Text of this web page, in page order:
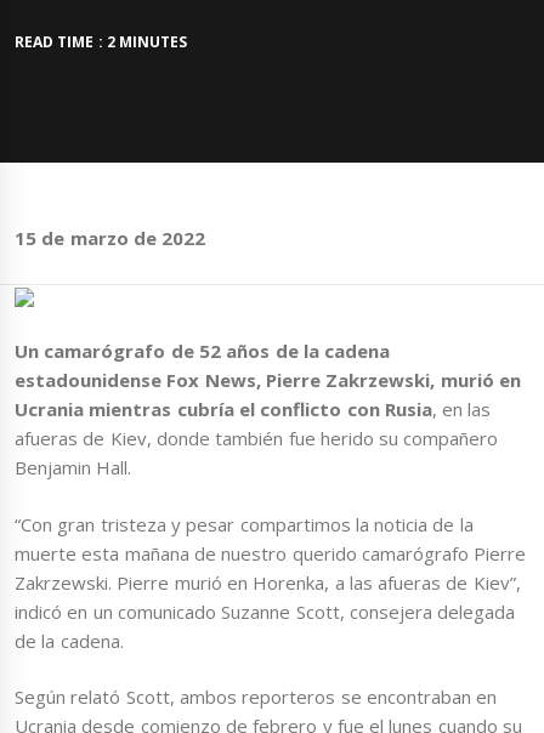
READ TIME : 2 MINUTES
15 de marzo de 2022
Un camarógrafo de 52 años de la cadena
estadounidense Fox News, Pierre Zakrzewski, murió en
Ucrania mientras cubría el conflicto con Rusia, en las
afueras de Kiev, donde también fue herido su compañero
Benjamin Hall.
“Con gran tristeza y pesar compartimos la noticia de la
muerte esta mañana de nuestro querido camarógrafo Pierre
Zakrzewski. Pierre murió en Horenka, a las afueras de Kiev”,
indicó en un comunicado Suzanne Scott, consejera delegada
de la cadena.
Según relató Scott, ambos reporteros se encontraban en
Ucrania desde comienzo de febrero y fue el lunes cuando su